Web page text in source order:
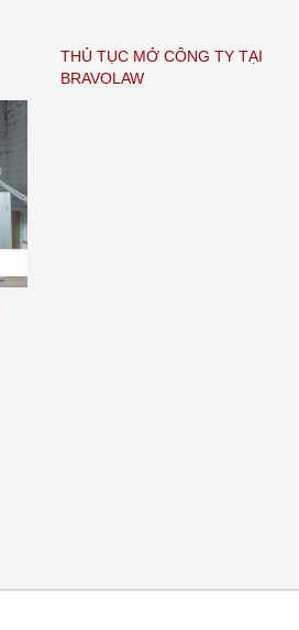
THỦ TỤC MỞ CÔNG TY TẠI
BRAVOLAW